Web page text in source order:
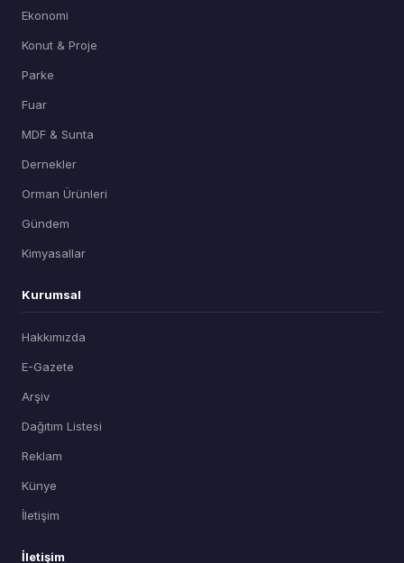
Ekonomi
Konut & Proje
Parke
Fuar
MDF & Sunta
Dernekler
Orman Ürünleri
Gündem
Kimyasallar
Kurumsal
Hakkımızda
E-Gazete
Arşiv
Dağıtım Listesi
Reklam
Künye
İletişim
İletişim